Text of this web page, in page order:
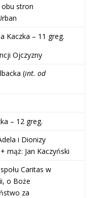
stron
– 11 greg.
Ojczyzny
(int. od
– 12 greg.
i Dionizy
mąż: Jan Kaczyński
Caritas w
o Boże
za